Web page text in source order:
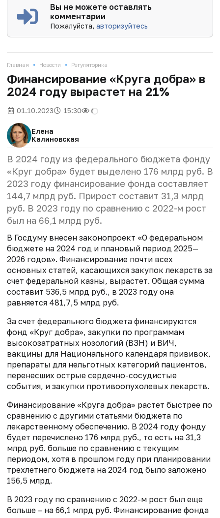
Вы не можете оставлять
комментарии
Пожалуйста,авторизуйтесь
Главная • Новости • Регуляторика
Финансирование «Круга добра» в
2024 году вырастет на 21%
01.10.2023 15:30
Елена
Калиновская
В 2024 году из федерального бюджета фонду
«Круг добра» будет выделено 176 млрд руб. В
2023 году финансирование фонда составляет
144,7 млрд руб. Прирост составит 31,3 млрд
руб. В 2023 году по сравнению с 2022-м рост
был на 66,1 млрд руб.
В Госдуму внесен законопроект «О федеральном
бюджете на 2024 год и плановый период 2025—
2026 годов». Финансирование почти всех
основных статей, касающихся закупок лекарств за
счет федеральной казны, вырастет. Общая сумма
составит 536,5 млрд руб., в 2023 году она
равняется 481,7,5 млрд руб.
За счет федерального бюджета финансируются
фонд «Круг добра», закупки по программам
высокозатратных нозологий (ВЗН) и ВИЧ,
вакцины для Национального календаря прививок,
препараты для нельготных категорий пациентов,
перенесших острые сердечно-сосудистые
события, и закупки противоопухолевых лекарств.
Финансирование «Круга добра» растет быстрее по
сравнению с другими статьями бюджета по
лекарственному обеспечению. В 2024 году фонду
будет перечислено 176 млрд руб., то есть на 31,3
млрд руб. больше по сравнению с текущим
периодом, хотя в прошлом году при планировании
трехлетнего бюджета на 2024 год было заложено
156,5 млрд.
В 2023 году по сравнению с 2022-м рост был еще
больше – на 66,1 млрд руб. Финансирование фонда